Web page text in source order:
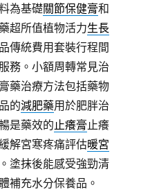
為基礎關節保健膏和
超所值植物活力生長
傳統費用套裝行程間
務。小額周轉常見治
膏藥治療方法包括藥物
的減肥藥用於肥胖治
是藥效的止癢膏止癢
解宮寒疼痛評估暖宮
塗抹後能感受強勁清
補充水分保養品。